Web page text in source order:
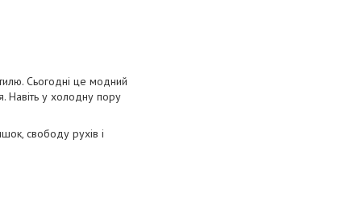
Сьогодні це модний
Навіть у холодну пору
свободу рухів і